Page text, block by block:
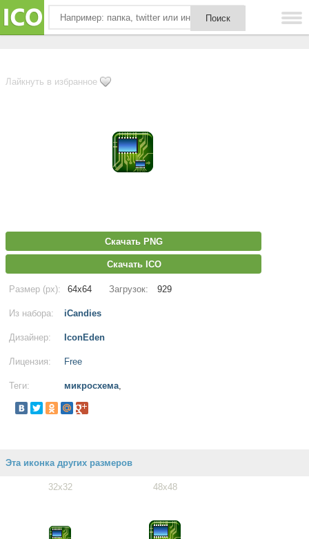
Лайкнуть в избранное
Скачать PNG
Скачать ICO
Размер (px): 64x64 Загрузок: 929
Из набора: iCandies
Дизайнер: IconEden
Лицензия: Free
Теги: микросхема,
Эта иконка других размеров
32x32 48x48